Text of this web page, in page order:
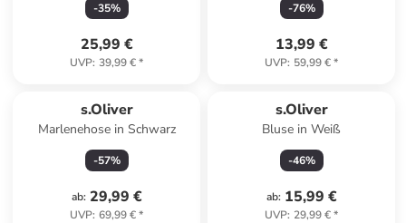
-35%
25,99 €
UVP: 39,99 €*
-76%
13,99 €
UVP: 59,99 €*
s.Oliver
Marlenehose in Schwarz
-57%
ab: 29,99 €
UVP: 69,99 €*
s.Oliver
Bluse in Weiß
-46%
ab: 15,99 €
UVP: 29,99 €*